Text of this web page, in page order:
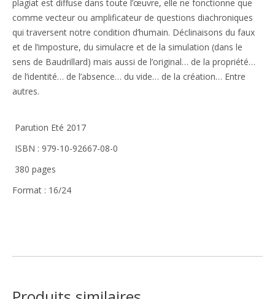
plagiat est diffuse dans toute l’œuvre, elle ne fonctionne que
comme vecteur ou amplificateur de questions diachroniques
qui traversent notre condition d’humain. Déclinaisons du faux
et de l’imposture, du simulacre et de la simulation (dans le
sens de Baudrillard) mais aussi de l’original… de la propriété…
de l’identité… de l’absence… du vide… de la création… Entre
autres.
Parution Eté 2017
ISBN : 979-10-92667-08-0
380 pages
Format : 16/24